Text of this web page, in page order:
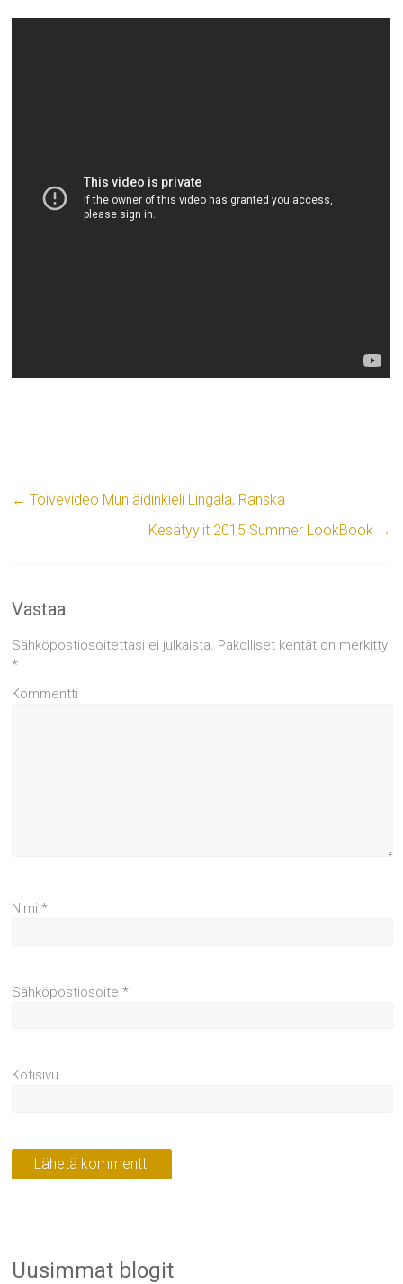
← Toivevideo Mun äidinkieli Lingala, Ranska
Kesätyylit 2015 Summer LookBook →
Vastaa
Sähköpostiosoitettasi ei julkaista. Pakolliset kentät on merkitty
*
Kommentti
Nimi*
Sähköpostiosoite*
Kotisivu
Uusimmat blogit